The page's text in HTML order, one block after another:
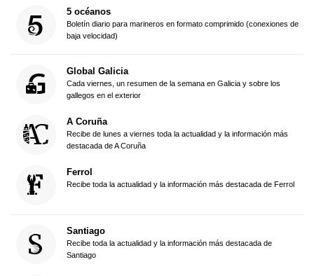
5 océanos
Boletín diario para marineros en formato comprimido (conexiones de
baja velocidad)
Global Galicia
Cada viernes, un resumen de la semana en Galicia y sobre los
gallegos en el exterior
A Coruña
Recibe de lunes a viernes toda la actualidad y la información más
destacada de A Coruña
Ferrol
Recibe toda la actualidad y la información más destacada de Ferrol
Santiago
Recibe toda la actualidad y la información más destacada de
Santiago